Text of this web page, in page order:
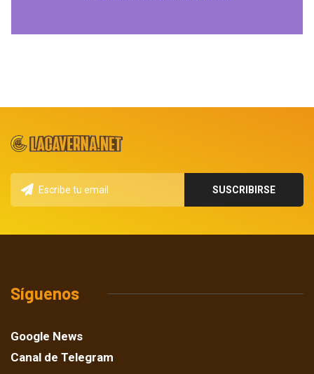
Síguenos
Google News
Canal de Telegram